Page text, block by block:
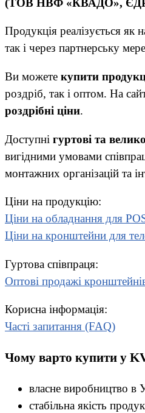
Продукція реалізується як
так і через партнерську
Ви можете купити
роздріб, так і оптом. На
роздрібні ціни.
Доступні гуртові та
вигідними умовами
монтажних організацій та
Ціни на продукцію:
Ціни на обладнання для
Ціни на кронштейни для
Гуртова співпраця:
Оптові продажі
Корисна інформація:
Часті запитання (FAQ)
Чому варто купити у
власне виробництво в
стабільна якість